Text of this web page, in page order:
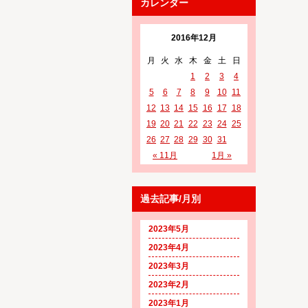
カレンダー
2016年12月
月 火 水 木 金 土 日
« 11月 1月 »
1 2 3
4
5
6 7 8 9 10
11
12 13 14 15 16 17
18
19 20 21 22 23 24 25
26 27 28 29 30 31
過去記事/月別
2023年5月
2023年4月
2023年3月
2023年2月
2023年1月